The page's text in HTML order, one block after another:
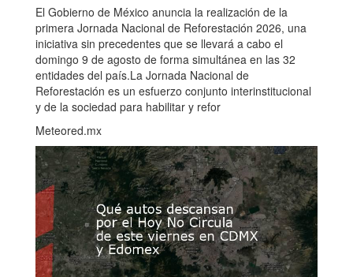
El Gobierno de México anuncia la realización de la
primera Jornada Nacional de Reforestación 2026, una
iniciativa sin precedentes que se llevará a cabo el
domingo 9 de agosto de forma simultánea en las 32
entidades del país.La Jornada Nacional de
Reforestación es un esfuerzo conjunto interinstitucional
y de la sociedad para habilitar y refor
Meteored.mx